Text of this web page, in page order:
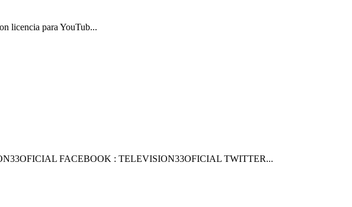
licencia para YouTub...
FACEBOOK : TELEVISION33OFICIAL TWITTER...